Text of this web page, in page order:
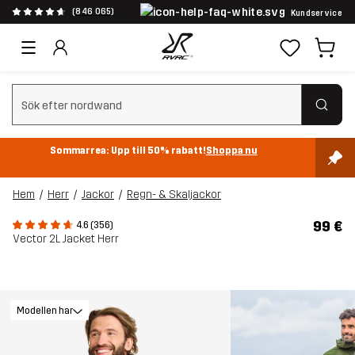
(846 065) Kundservice
Rensa sök
Sommarrea: Upp till 50% rabatt!Shoppa nu
Hem Herr Jackor Regn- & Skaljackor
4.6 (356)
Vector 2L Jacket Herr
99 €
Modellen har